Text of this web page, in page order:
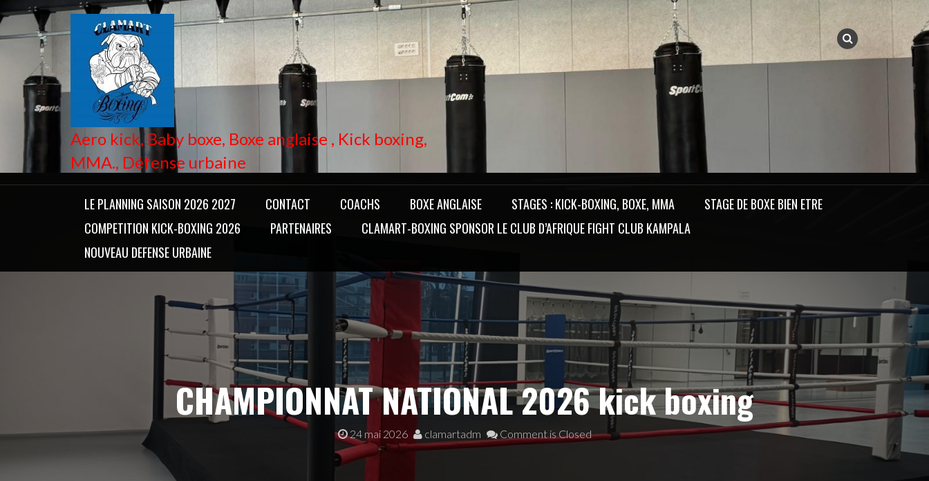
Skip
to
content
Aero kick, Baby boxe, Boxe anglaise , Kick boxing,
MMA., Défense urbaine
LE PLANNING SAISON 2026 2027 CONTACT COACHS BOXE ANGLAISE STAGES : KICK-BOXING, BOXE, MMA
STAGE DE BOXE BIEN ETRE
COMPETITION KICK-BOXING 2026
PARTENAIRES
CLAMART-BOXING SPONSOR LE CLUB D’AFRIQUE FIGHT CLUB KAMPALA
NOUVEAU DEFENSE URBAINE
CHAMPIONNAT NATIONAL 2026 kick boxing
24 mai 2026 clamartadm Comment is Closed